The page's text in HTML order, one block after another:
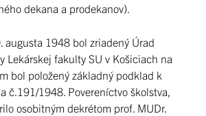
dekana a prodekanov).
augusta 1948 bol zriadený Úrad
Lekárskej fakulty SU v Košiciach na
bol položený základný podklad k
č.191/1948. Povereníctvo školstva,
osobitným dekrétom prof. MUDr.